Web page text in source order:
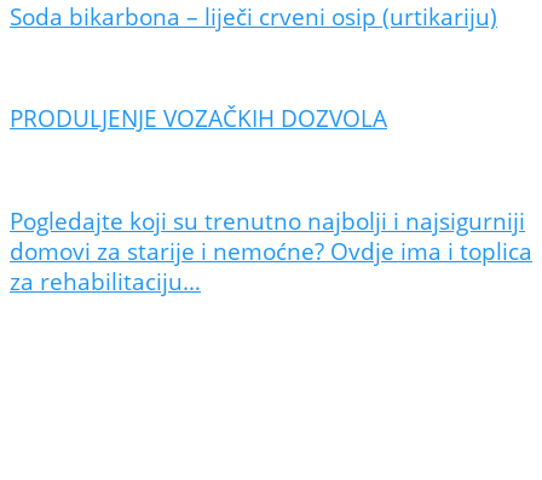
Soda bikarbona – liječi crveni osip (urtikariju)
PRODULJENJE VOZAČKIH DOZVOLA
Pogledajte koji su trenutno najbolji i najsigurniji
domovi za starije i nemoćne? Ovdje ima i toplica
za rehabilitaciju…